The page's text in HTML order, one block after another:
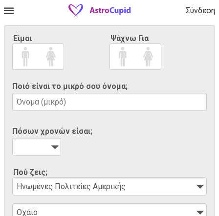
Σύνδεση
Είμαι Ψάχνω Για
Ποιό είναι το μικρό σου όνομα;
Πόσων χρονών είσαι;
Πού ζεις;